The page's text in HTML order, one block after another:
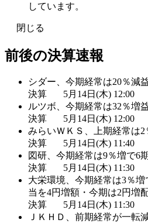
しています。
閉じる
前後の決算速報
シダー、今期経常は20％減
決算
5月14日(木) 12:00
ルツボ、今期経常は32％増
決算
5月14日(木) 12:00
みらいＷＫＳ、上期経常は
決算
5月14日(木) 11:40
図研、今期経常は9％増で6
決算
5月14日(木) 11:30
大栄環境、今期経常は3％
当を4円増額・今期は2円増
決算
5月14日(木) 11:30
ＪＫＨＤ、前期経常が一転